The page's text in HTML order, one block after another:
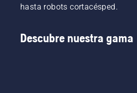
hasta robots cortacésped.
Descubre nuestra gama